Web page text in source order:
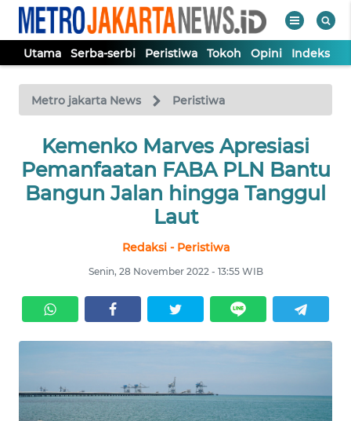
Utama Serba-serbi Peristiwa Tokoh Opini Indeks
Metro jakarta News Peristiwa
Kemenko Marves Apresiasi
Pemanfaatan FABA PLN Bantu
Bangun Jalan hingga Tanggul
Laut
Redaksi - Peristiwa
Senin, 28 November 2022 - 13:55 WIB
TV
Tutup
UTAMA
SERBA-
SERBI
TOKOH
OPINI
INDEKS